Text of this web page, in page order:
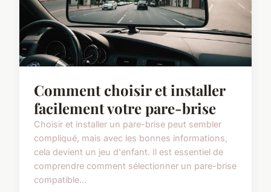
Comment choisir et installer
facilement votre pare-brise
Choisir et installer un pare-brise peut sembler
compliqué, mais avec les bonnes informations,
cela devient un jeu d'enfant. Il est essentiel de
comprendre comment sélectionner un pare-brise
compatible...